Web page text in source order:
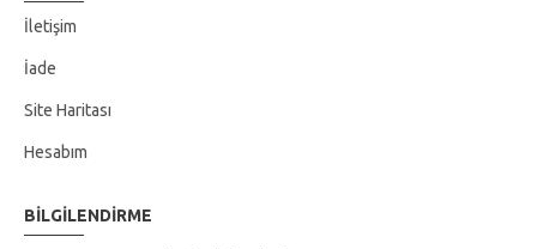
İletişim
İade
Site Haritası
Hesabım
BILGILENDIRME